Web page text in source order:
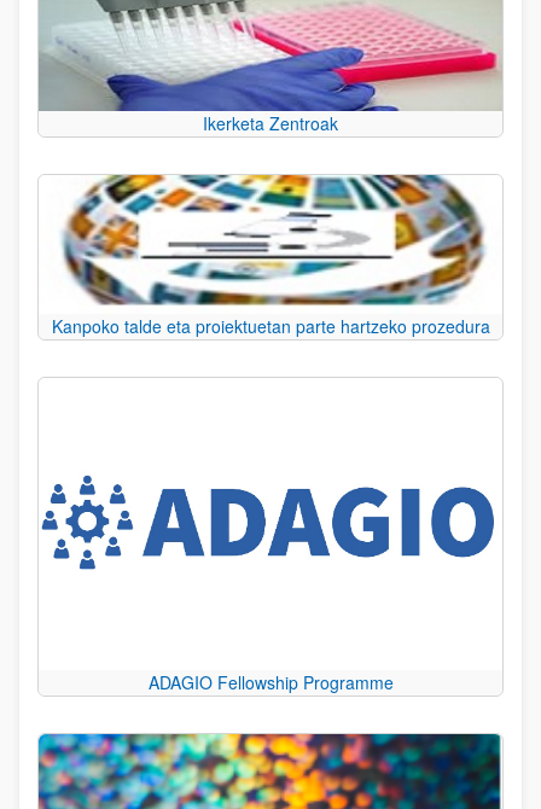
Ikerketa Zentroak
Kanpoko talde eta proiektuetan parte hartzeko prozedura
ADAGIO Fellowship Programme